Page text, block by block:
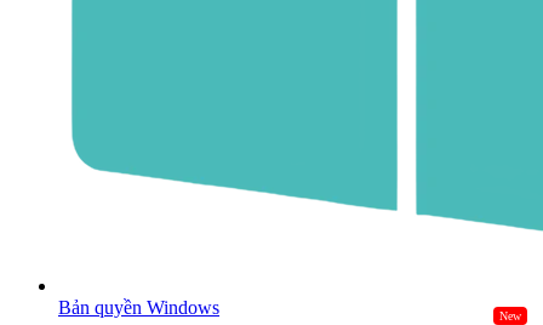
Bản quyền Windows New